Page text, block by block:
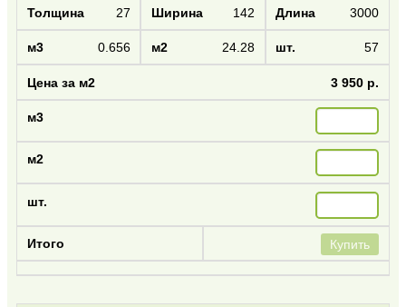
27 142 3000
0.656 24.28 57
3 950 р.
Купить